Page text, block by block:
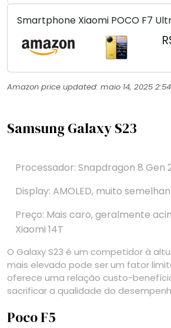
Smartphone Xiaomi POCO F7
256GB/16+512GB Processador
Top de Linha Chip VisionBoost
Pesados Tela Flow AMOLED 2K...
Amazon price updated: maio 14, 2025
Samsung Galaxy S23
Processador: Snapdragon 8 Gen
Display: AMOLED, muito
Preço: Mais caro, geralmente
Xiaomi 14T
O Galaxy S23 é um competidor à
mais elevado pode ser um fator
oferece uma relação custo-
sacrificar a qualidade do
Poco F5